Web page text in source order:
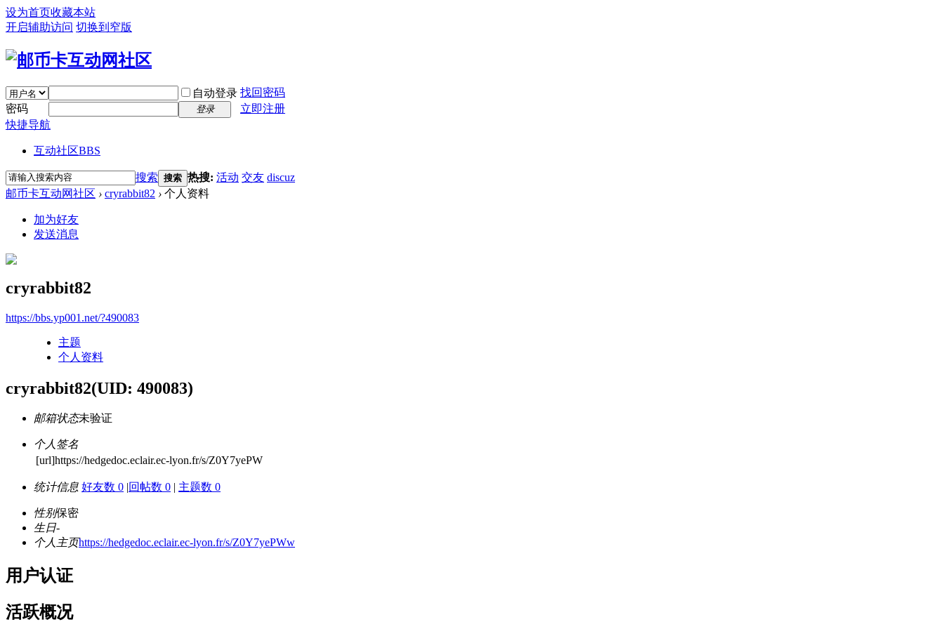
设为首页收藏本站
开启辅助访问 切换到窄版
自动登录 找回密码
密码
登录
立即注册
快捷导航
互动社区BBS
搜索 搜索 热搜: 活动 交友 discuz
邮币卡互动网社区 › cryrabbit82 › 个人资料
加为好友
发送消息
cryrabbit82
https://bbs.yp001.net/?490083
主题
个人资料
cryrabbit82(UID: 490083)
邮箱状态未验证
个人签名
[url]https://hedgedoc.eclair.ec-lyon.fr/s/Z0Y7yePW
统计信息 好友数 0 |回帖数 0 | 主题数 0
性别保密
生日-
个人主页https://hedgedoc.eclair.ec-lyon.fr/s/Z0Y7yePWw
用户认证
活跃概况